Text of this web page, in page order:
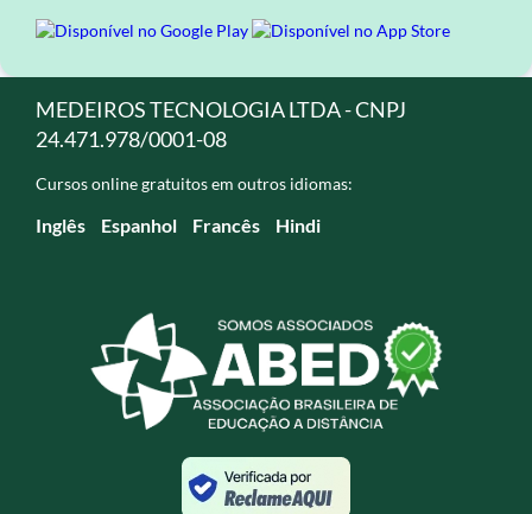
MEDEIROS TECNOLOGIA LTDA - CNPJ
24.471.978/0001-08
Cursos online gratuitos em outros idiomas:
Inglês Espanhol Francês Hindi